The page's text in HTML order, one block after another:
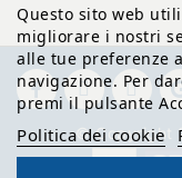
Questo sito web
migliorare i nostri
alle tue preferenze
navigazione. Per
premi il pulsante
Politica dei cookie
© Copyright